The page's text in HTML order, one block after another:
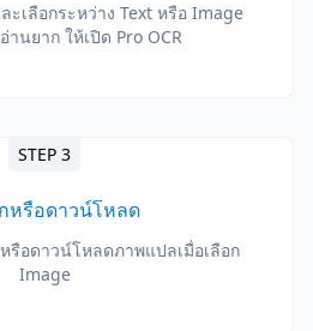
ะเลือกระหว่าง Text หรือ Image
นยาก ให้เปิด Pro OCR
STEP 3
หรือดาวน์โหลด
อดาวน์โหลดภาพแปลเมื่อเลือก
Image